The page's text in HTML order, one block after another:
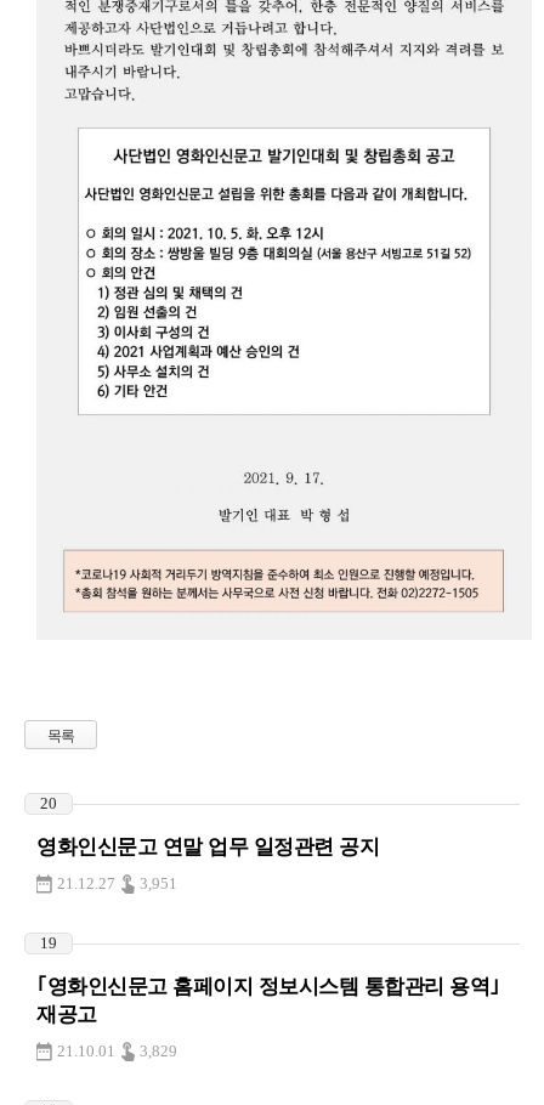
목록
20
영화인신문고 연말 업무 일정관련 공지
21.12.27 3,951
19
｢영화인신문고 홈페이지 정보시스템 통합관리 용역｣
재공고
21.10.01 3,829